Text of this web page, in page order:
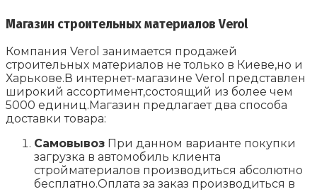
Магазин строительных материалов Verol
Компания Verol занимается продажей
строительных материалов не только в Киеве,но и
Харькове.В интернет-магазине Verol представлен
широкий ассортимент,состоящий из более чем
5000 единиц.Магазин предлагает два способа
доставки товара:
Самовывоз При данном варианте покупки
загрузка в автомобиль клиента
стройматериалов производиться абсолютно
бесплатно.Оплата за заказ производиться в